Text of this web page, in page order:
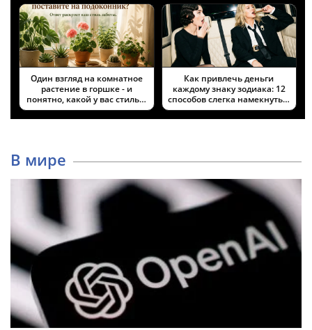
Один взгляд на комнатное
растение в горшке - и
понятно, какой у вас стиль…
Как привлечь деньги
каждому знаку зодиака: 12
способов слегка намекнуть…
В мире